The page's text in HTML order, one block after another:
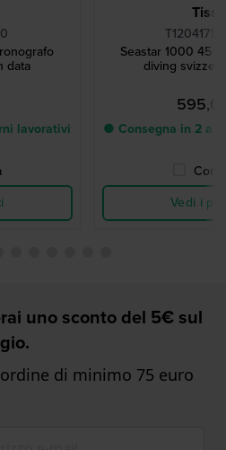
data
lavorativi
Seastar 1000 45
diving
● Consegna in 2 a
Vedi i
uno sconto del 5€ sul
di minimo 75 euro